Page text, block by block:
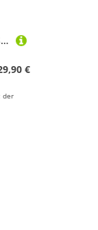
Aqualust SUP-Board AQUALUST 10.6 iSUP Board Stand Up Paddle Surfboard aufblasbar
€
der